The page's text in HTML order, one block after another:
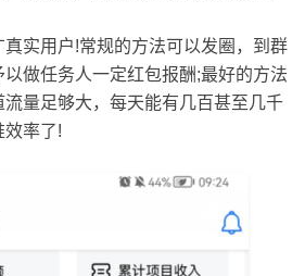
实用户!常规的方法可以发圈，到群
做任务人一定红包报酬;最好的方法
量足够大，每天能有几百甚至几千
效率了!